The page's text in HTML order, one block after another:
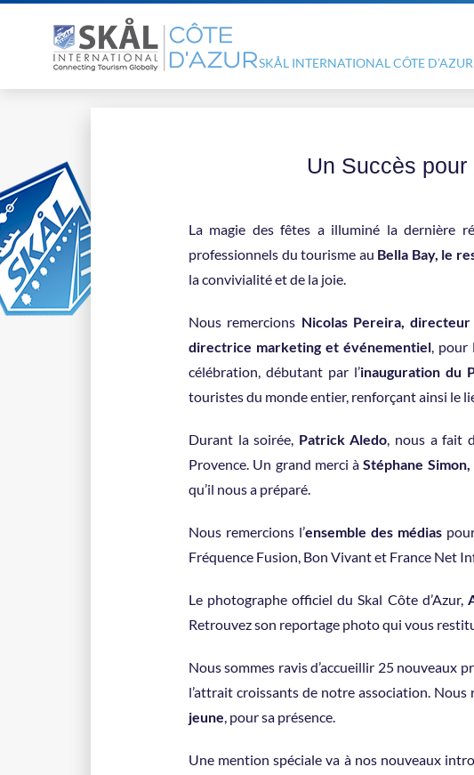
SKÅL INTERNATIONAL CÔTE D’AZUR
Un Succès
La magie des fêtes a illuminé la dernière
professionnels du tourisme au Bella Bay, le
la convivialité et de la joie.
Nous remercions Nicolas Pereira,
directrice marketing et événementiel, pour
célébration, débutant par l’inauguration du
touristes du monde entier, renforçant ainsi le
Durant la soirée, Patrick Aledo, nous a fait
Provence. Un grand merci àStéphane
qu’il nous a préparé.
Nous remercions l’ensemble des médias
Fréquence Fusion, Bon Vivant et France Net
Le photographe officiel du Skal Côte d’Azur,
Retrouvez son reportage photo qui vous
Nous sommes ravis d’accueillir 25 nouveaux
l’attrait croissants de notre association. Nous
jeune, pour sa présence.
Une mention spéciale va à nos nouveaux